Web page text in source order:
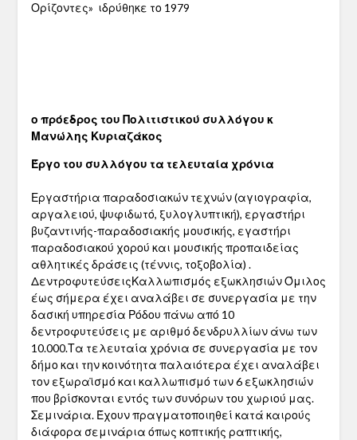
Ορίζοντες» ιδρύθηκε το 1979
ο πρόεδρος του Πολιτιστικού συλλόγου κ
Μανώλης Κυριαζάκος
Έργο του συλλόγου τα τελευταία χρόνια
Εργαστήρια παραδοσιακών τεχνών (αγιογραφία,
αργαλειού, ψυφιδωτό, ξυλογλυπτική), εργαστήρι
βυζαντινής-παραδοσιακής μουσικής, εγαστήρι
παραδοσιακού χορού και μουσικής προπαιδείας
αθλητικές δράσεις (τέννις, τοξοβολία) .
ΔεντροφυτεύσειςΚαλλωπισμός εξωκλησιών Όμιλος
έως σήμερα έχει αναλάβει σε συνεργασία με την
δασική υπηρεσία Ρόδου πάνω από 10
δεντροφυτεύσεις με αριθμό δενδρυλλίων άνω των
10.000.Τα τελευταία χρόνια σε συνεργασία με τον
δήμο και την κοινότητα παλαιότερα έχει αναλάβει
τον εξωραϊσμό και καλλωπισμό των 6 εξωκλησιών
που βρίσκονται εντός των συνόρων του χωριού μας.
Σεμινάρια. Έχουν πραγματοποιηθεί κατά καιρούς
διάφορα σεμινάρια όπως κοπτικής ραπτικής,